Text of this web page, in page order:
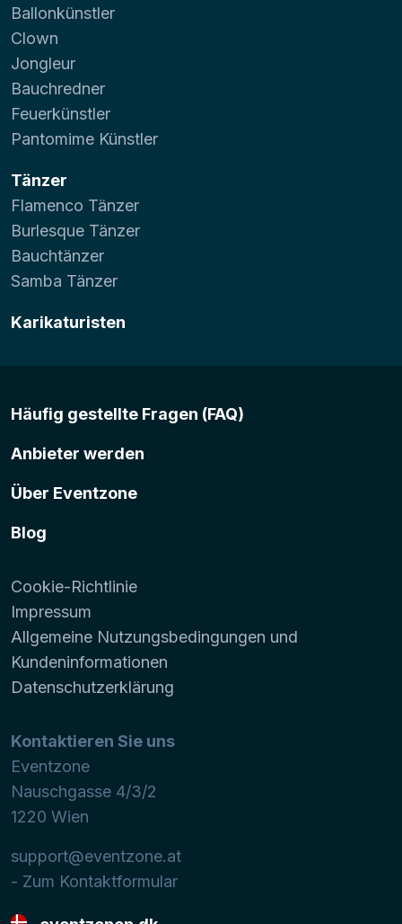
Ballonkünstler
Clown
Jongleur
Bauchredner
Feuerkünstler
Pantomime Künstler
Tänzer
Flamenco Tänzer
Burlesque Tänzer
Bauchtänzer
Samba Tänzer
Karikaturisten
Häufig gestellte Fragen (FAQ)
Anbieter werden
Über Eventzone
Blog
Cookie-Richtlinie
Impressum
Allgemeine Nutzungsbedingungen und
Kundeninformationen
Datenschutzerklärung
Kontaktieren Sie uns
Eventzone
Nauschgasse 4/3/2
1220 Wien
support@eventzone.at
- Zum Kontaktformular